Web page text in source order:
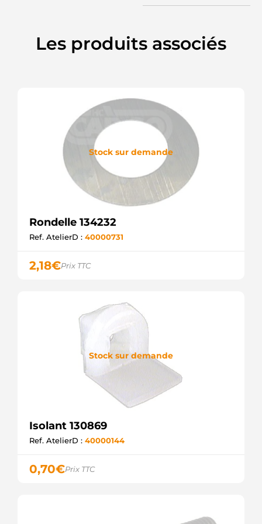
Les produits associés
Stock sur demande
Rondelle 134232
Ref. AtelierD : 40000731
2,18€Prix TTC
Stock sur demande
Isolant 130869
Ref. AtelierD : 40000144
0,70€Prix TTC